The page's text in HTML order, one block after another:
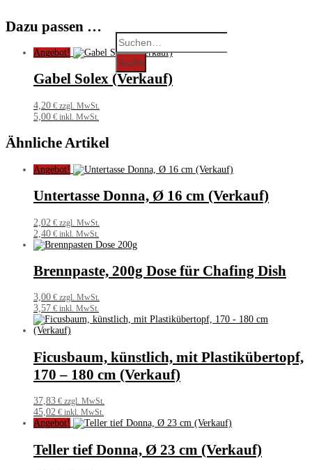
Search
for:
Suche
Dazu passen …
Angebot!
Gabel Solex (Verkauf)
4,20 € zzgl. MwSt.
5,00 € inkl. MwSt.
Ähnliche Artikel
Angebot!
Untertasse Donna, Ø 16 cm (Verkauf)
2,02 € zzgl. MwSt.
2,40 € inkl. MwSt.
Brennpaste, 200g Dose für Chafing Dish
3,00 € zzgl. MwSt.
3,57 € inkl. MwSt.
Ficusbaum, künstlich, mit Plastikübertopf,
170 – 180 cm (Verkauf)
37,83 € zzgl. MwSt.
45,02 € inkl. MwSt.
Angebot!
Teller tief Donna, Ø 23 cm (Verkauf)